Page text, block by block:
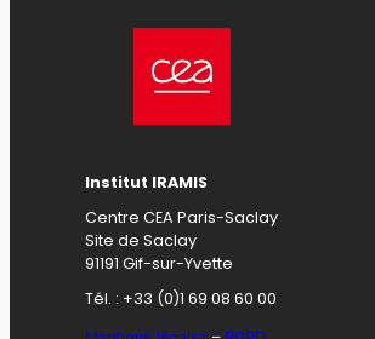
Institut IRAMIS
Centre CEA Paris-Saclay
Site de Saclay
91191 Gif-sur-Yvette
Tél. : +33 (0)1 69 08 60 00